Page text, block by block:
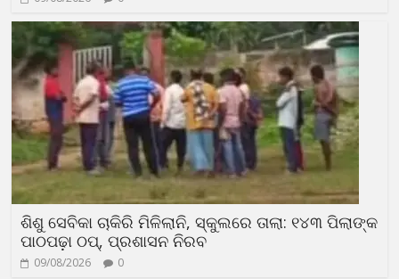
ଶିଶୁ ସେବିକା ଚାକିରି ମିଳିଲାନି, ସ୍କୁଲରେ ତାଲା: ୧୪୩ ପିଲାଙ୍କ
ପାଠପଢ଼ା ଠପ୍, ପ୍ରଶାସନ ନିରବ
09/08/2026 0